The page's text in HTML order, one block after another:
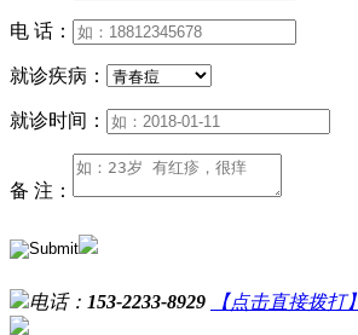
电 话：
就诊疾病：
就诊时间：
备 注：
电话： 153-2233-8929 【点击直接拨打】